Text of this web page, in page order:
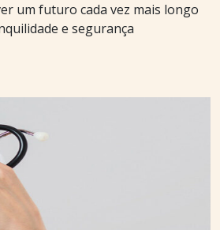
um futuro cada vez mais longo
e segurança